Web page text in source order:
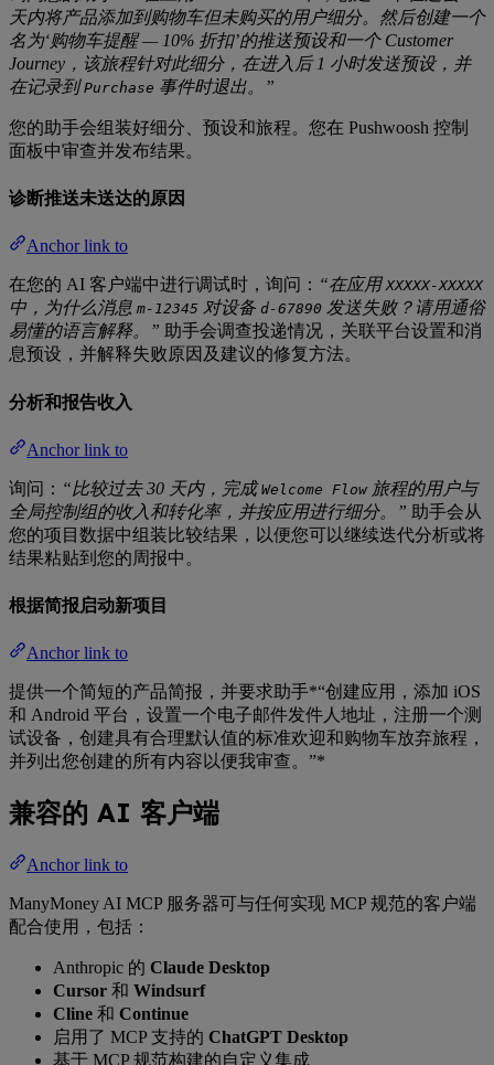
天内将产品添加到购物车但未购买的用户细分。然后创建一个
名为‘购物车提醒 — 10% 折扣’的推送预设和一个 Customer
Journey，该旅程针对此细分，在进入后 1 小时发送预设，并
在记录到Purchase 事件时退出。”
您的助手会组装好细分、预设和旅程。您在 Pushwoosh 控制
面板中审查并发布结果。
诊断推送未送达的原因
Anchor link to
在您的 AI 客户端中进行调试时，询问： “在应用 XXXXX-XXXXX
中，为什么消息 m-12345 对设备 d-67890 发送失败？请用通俗
易懂的语言解释。” 助手会调查投递情况，关联平台设置和消
息预设，并解释失败原因及建议的修复方法。
分析和报告收入
Anchor link to
询问： “比较过去 30 天内，完成Welcome Flow 旅程的用户与
全局控制组的收入和转化率，并按应用进行细分。” 助手会从
您的项目数据中组装比较结果，以便您可以继续迭代分析或将
结果粘贴到您的周报中。
根据简报启动新项目
Anchor link to
提供一个简短的产品简报，并要求助手*“创建应用，添加 iOS
和 Android 平台，设置一个电子邮件发件人地址，注册一个测
试设备，创建具有合理默认值的标准欢迎和购物车放弃旅程，
并列出您创建的所有内容以便我审查。”*
兼容的 AI 客户端
Anchor link to
ManyMoney AI MCP 服务器可与任何实现 MCP 规范的客户端
配合使用，包括：
Anthropic 的 Claude Desktop
Cursor 和 Windsurf
Cline 和 Continue
启用了 MCP 支持的 ChatGPT Desktop
基于 MCP 规范构建的自定义集成